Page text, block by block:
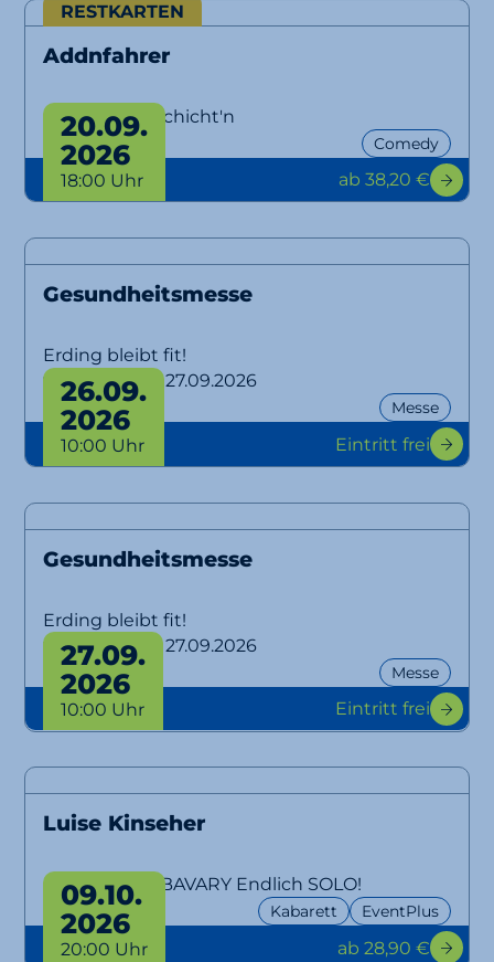
RESTKARTEN
Addnfahrer
Lausbuam Gschicht'n
Comedy
20.09.
2026
18:00 Uhr ab 38,20 €
Gesundheitsmesse
Erding bleibt fit!
von 26.09. bis 27.09.2026
Messe
26.09.
2026
10:00 Uhr Eintritt frei
Gesundheitsmesse
Erding bleibt fit!
von 26.09. bis 27.09.2026
Messe
27.09.
2026
10:00 Uhr Eintritt frei
Luise Kinseher
MARY FROM BAVARY Endlich SOLO!
Kabarett EventPlus
09.10.
2026
20:00 Uhr ab 28,90 €